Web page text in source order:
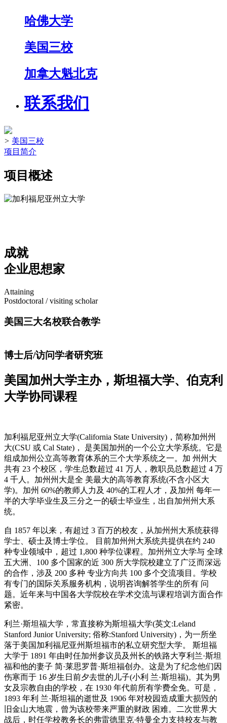
哈佛大学
美国三校
加拿大魁北克
联系我们
> 美国三校
项目简介
项目概述
成就
企业思想家
Attaining
Postdoctoral / visiting scholar
美国三大名校联合教学
博士后/访问学者研究班
美国加州大学主办，斯坦福大学、伯克利
大学协同课程
加利福尼亚州立大学(California State University)，简称加州州
大(CSU 或 Cal State)， 是美国加州的一个公立大学系统。它是
组成加州公立高等教育体系的三个大学系统之一。加 州州大
共有 23 个校区，学生总数超过 41 万人，教职员总数超过 4 万
4 千人。加州州大是全 美最大的高等教育系统(不含小区大
学)。加州 60%的教师人力及 40%的工程人才，及加州 每年一
半的大学毕业生及三分之一的硕士毕业生，出自加州州大系
统。
自 1857 年以来，有超过 3 百万的校友，从加州州大系统获得
学士、硕士及博士学位。 目前加州州大系统共提供在约 240
种专业领域中，超过 1,800 种学位课程。加州州立大学与 全球
五大洲、100 多个国家的近 300 所大学院校建立了广泛而深远
的合作，涉及 200 多种 专业方向共 100 多个交流项目。学校
有专门的国际关系服务机构，说明咨询解答学生的所有 问
题。近年来与中国各大学院校在学术交流与课程培训方面合作
紧密。
利兰·斯坦福大学，常直接称为斯坦福大学(英文:Leland
Stanford Junior University; 俗称:Stanford University)，为一所坐
落于美国加利福尼亚州斯坦福市的私立研究型大学。 斯坦福
大学于 1891 年由时任加州参议员及州长的铁路大亨利兰·斯坦
福和他的妻子 简·莱思罗普·斯坦福创办。这是为了纪念他们因
伤寒而于 16 岁生日前夕去世的儿子(小利 兰·斯坦福)。其为男
女及宗教自由的学校，在 1930 年代前所有学费全免。可是，
1893 年利 兰·斯坦福的逝世及 1906 年对校园造成重大损毁的
旧金山大地震，曾为该校带来严重的财政 困难。二次世界大
战后，时任学校教务长的弗雷德里克·特曼全力支持校友与教